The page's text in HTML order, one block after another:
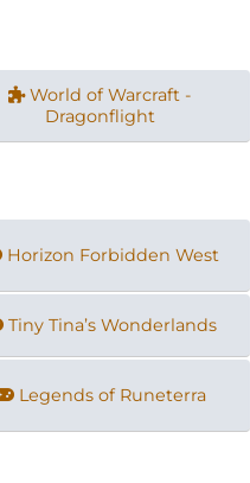
World of Warcraft -
Dragonflight
Horizon Forbidden West
Tiny Tina’s Wonderlands
Legends of Runeterra